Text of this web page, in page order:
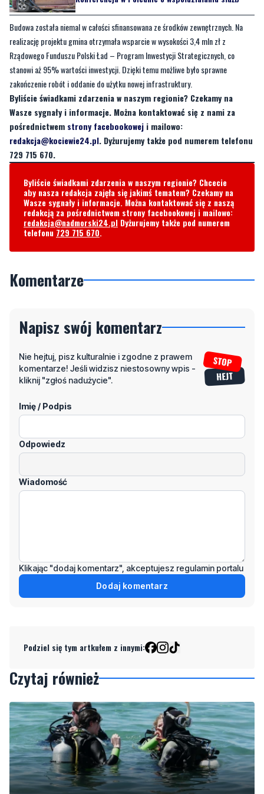
Budowa została niemal w całości sfinansowana ze środków zewnętrznych. Na
realizację projektu gmina otrzymała wsparcie w wysokości 3,4 mln zł z
Rządowego Funduszu Polski Ład – Program Inwestycji Strategicznych, co
stanowi aż 95% wartości inwestycji. Dzięki temu możliwe było sprawne
zakończenie robót i oddanie do użytku nowej infrastruktury.
Byliście świadkami zdarzenia w naszym regionie? Czekamy na
Wasze sygnały i informacje. Można kontaktować się z nami za
pośrednictwem strony facebookowej i mailowo:
redakcja@kociewie24.pl. Dyżurujemy także pod numerem telefonu
729 715 670.
Byliście świadkami zdarzenia w naszym regionie? Chcecie
aby nasza redakcja zajęła się jakimś tematem? Czekamy na
Wasze sygnały i informacje. Można kontaktować się z naszą
redakcją za pośrednictwem strony facebookowej i mailowo:
redakcja@nadmorski24.pl Dyżurujemy także pod numerem
telefonu 729 715 670.
Komentarze
Napisz swój komentarz
Nie hejtuj, pisz kulturalnie i zgodne z prawem
komentarze! Jeśli widzisz niestosowny wpis -
kliknij "zgłoś nadużycie".
Imię / Podpis
Odpowiedz
Wiadomość
Klikając "dodaj komentarz", akceptujesz regulamin portalu
Dodaj komentarz
Podziel się tym artkułem z innymi:
Czytaj również